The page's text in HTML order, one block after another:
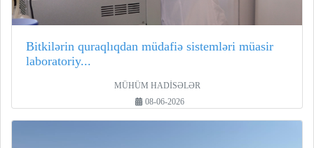
Bitkilərin quraqlıqdan müdafiə sistemləri müasir
laboratoriy...
MÜHÜM HADİSƏLƏR
08-06-2026